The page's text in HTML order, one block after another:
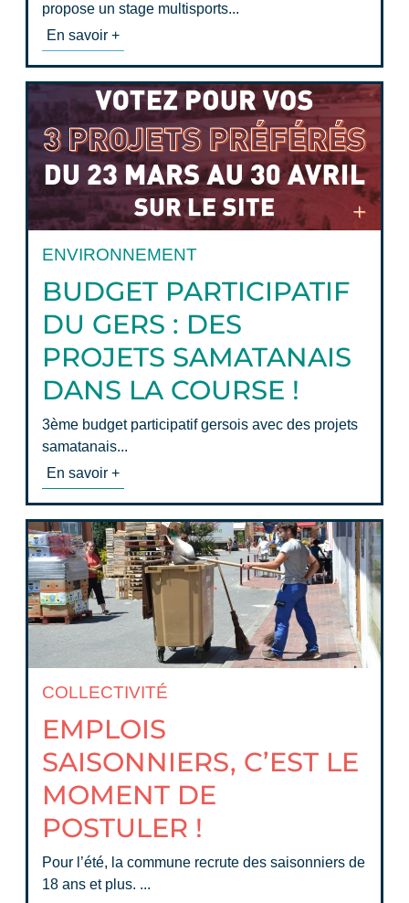
propose un stage multisports...
En savoir +
ENVIRONNEMENT
BUDGET PARTICIPATIF
DU GERS : DES
PROJETS SAMATANAIS
DANS LA COURSE !
3ème budget participatif gersois avec des projets
samatanais...
En savoir +
COLLECTIVITÉ
EMPLOIS
SAISONNIERS, C’EST LE
MOMENT DE
POSTULER !
Pour l’été, la commune recrute des saisonniers de
18 ans et plus. ...